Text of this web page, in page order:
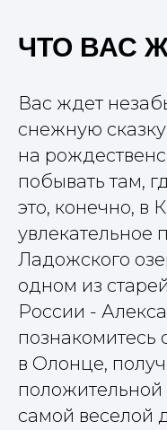
ЧТО ВАС
Вас ждет
снежную
на
побывать там,
это, конечно, в
увлекательное
Ладожского
одном из
России -
познакомитесь
в Олонце,
положительной
самой веселой